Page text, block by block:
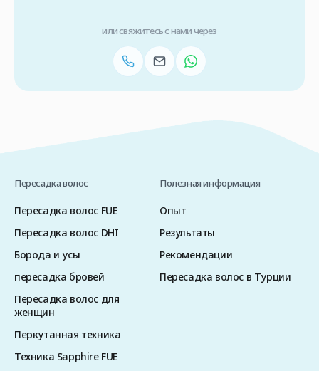
или свяжитесь с нами через
Пересадка волос
Пересадка волос FUE
Пересадка волос DHI
Борода и усы
пересадка бровей
Пересадка волос для
женщин
Перкутанная техника
Техника Sapphire FUE
Полезная информация
Опыт
Результаты
Рекомендации
Пересадка волос в Турции